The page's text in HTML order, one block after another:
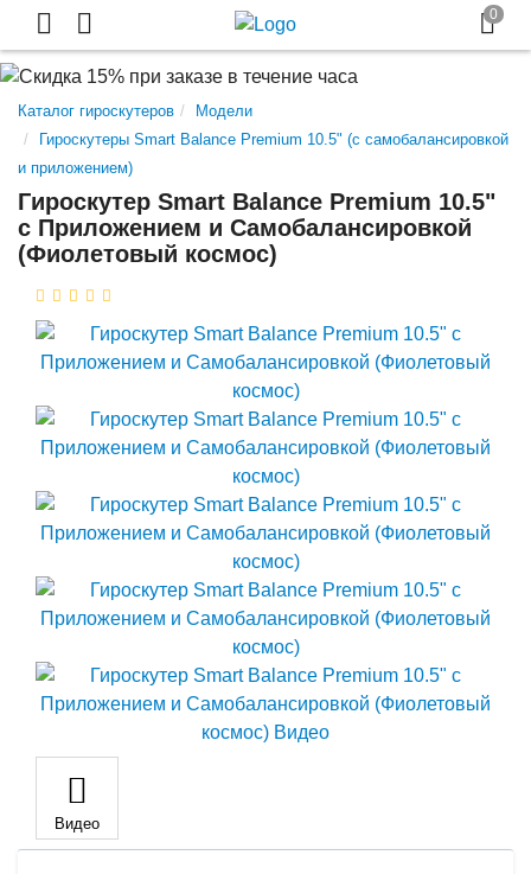
Каталог гироскутеров
Модели
Гироскутеры Smart Balance Premium 10.5" (с самобалансировкой
и приложением)
Гироскутер Smart Balance Premium 10.5"
с Приложением и Самобалансировкой
(Фиолетовый космос)
Видео